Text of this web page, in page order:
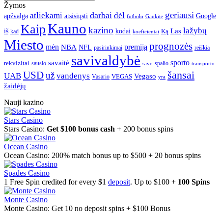
Žymos
apžvalga atliekami atsisiųsti darbai dėl futbolo Gaukite geriausi Google
iš kad KaipKauno kazino kodai koeficientai Ką Las lažybų
Miesto mėn NBA NFL pasirinkimai premiją prognozės reiškia
rekvizitai sausio savaitė savivaldybė savo spalio sporto transporto
UAB USDuž vandenys Vasario VEGAS Vegaso yra šansai
žaidėjų
Nauji kazino
Stars Casino
Stars Casino: Get $100 bonus cash + 200 bonus spins
Ocean Casino
Ocean Casino: 200% match bonus up to $500 + 20 bonus spins
Spades Casino
1 Free Spin credited for every $1 deposit. Up to $100 + 100 Spins
Monte Casino
Monte Casino: Get 10 no deposit spins + $100 Bonus